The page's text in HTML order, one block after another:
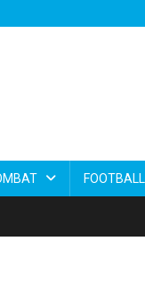
FOOTBALL